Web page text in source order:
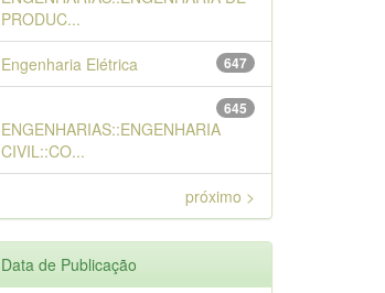
PRODUC...
647
Engenharia Elétrica
645
ENGENHARIAS::ENGENHARIA
CIVIL::CO...
próximo >
Data de Publicação